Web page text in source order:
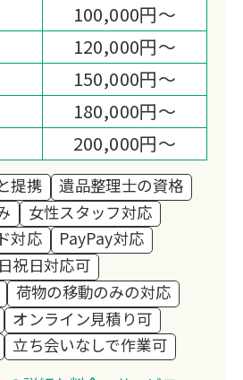
100,000円～
120,000円～
150,000円～
180,000円～
200,000円～
提携
遺品整理士の資格
女性スタッフ対応
対応
PayPay対応
祝日対応可
荷物の移動のみの対応
オンライン見積り可
立ち会いなしで作業可